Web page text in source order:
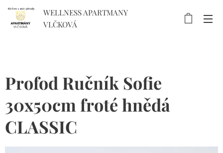
WELLNESS APARTMANY
VLČKOVÁ
Profod Ručník Sofie
30x50cm froté hnědá
CLASSIC